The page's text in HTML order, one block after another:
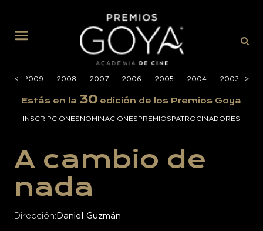
<
< 2009 2008 2007 2006 2005 2004 2003 >
>
Estás en la 30 edición de los Premios Goya
INSCRIPCIONESNOMINACIONESPREMIOSPATROCINADORES
A cambio de
nada
Dirección Daniel Guzmán